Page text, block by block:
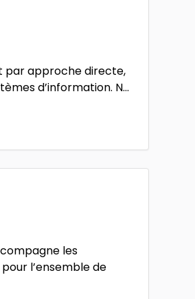
par approche directe,
d’information. N...
les
l’ensemble de